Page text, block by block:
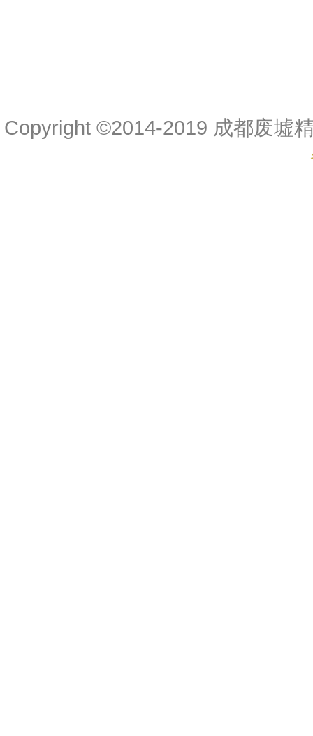
Copyright ©2014-2019 成都废